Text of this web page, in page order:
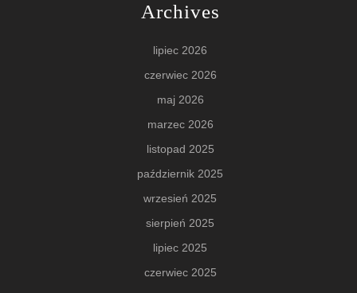
Archives
lipiec 2026
czerwiec 2026
maj 2026
marzec 2026
listopad 2025
październik 2025
wrzesień 2025
sierpień 2025
lipiec 2025
czerwiec 2025